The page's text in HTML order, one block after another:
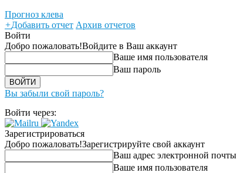
Прогноз клева
+Добавить отчет Архив отчетов
Войти
Добро пожаловать!Войдите в Ваш аккаунт
Ваше имя пользователя
Ваш пароль
Вы забыли свой пароль?
Войти через:
Зарегистрироваться
Добро пожаловать!Зарегистрируйте свой аккаунт
Ваш адрес электронной почты
Ваше имя пользователя